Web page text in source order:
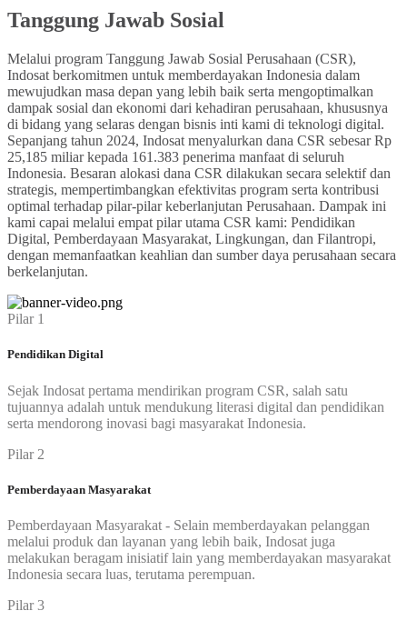
Tanggung Jawab Sosial
Melalui program Tanggung Jawab Sosial Perusahaan (CSR),
Indosat berkomitmen untuk memberdayakan Indonesia dalam
mewujudkan masa depan yang lebih baik serta mengoptimalkan
dampak sosial dan ekonomi dari kehadiran perusahaan, khususnya
di bidang yang selaras dengan bisnis inti kami di teknologi digital.
Sepanjang tahun 2024, Indosat menyalurkan dana CSR sebesar Rp
25,185 miliar kepada 161.383 penerima manfaat di seluruh
Indonesia. Besaran alokasi dana CSR dilakukan secara selektif dan
strategis, mempertimbangkan efektivitas program serta kontribusi
optimal terhadap pilar-pilar keberlanjutan Perusahaan. Dampak ini
kami capai melalui empat pilar utama CSR kami: Pendidikan
Digital, Pemberdayaan Masyarakat, Lingkungan, dan Filantropi,
dengan memanfaatkan keahlian dan sumber daya perusahaan secara
berkelanjutan.
Pilar 1
Pendidikan Digital
Sejak Indosat pertama mendirikan program CSR, salah satu
tujuannya adalah untuk mendukung literasi digital dan pendidikan
serta mendorong inovasi bagi masyarakat Indonesia.
Pilar 2
Pemberdayaan Masyarakat
Pemberdayaan Masyarakat - Selain memberdayakan pelanggan
melalui produk dan layanan yang lebih baik, Indosat juga
melakukan beragam inisiatif lain yang memberdayakan masyarakat
Indonesia secara luas, terutama perempuan.
Pilar 3